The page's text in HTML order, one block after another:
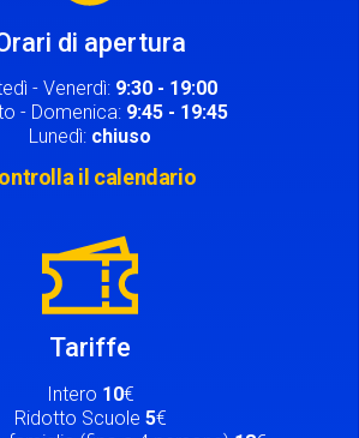
di apertura
- Venerdì: 9:30 - 19:00
- Domenica: 9:45 - 19:45
Lunedì: chiuso
il calendario
Tariffe
Intero 10€
Ridotto Scuole 5€